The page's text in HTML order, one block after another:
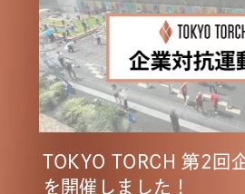
TOKYO TORCH 第2回
を開催しました！